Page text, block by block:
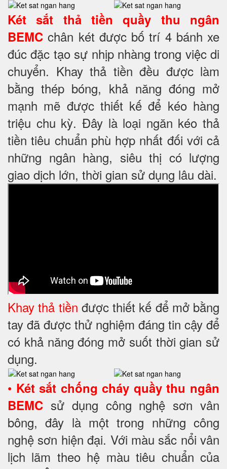
Két sắt thả tiền quầy thu ngân
BEMCchân két được bố trí 4 bánh xe
đúc đặc tạo sự nhịp nhàng trong việc di
chuyển. Khay thả tiền đều được làm
bằng thép bóng, khả năng đóng mở
mạnh mẽ được thiết kế để kéo hàng
triệu chu kỳ. Đây là loại ngăn kéo thả
tiền tiêu chuẩn phù hợp nhất đối với cả
những ngân hàng, siêu thị có lượng
giao dịch lớn, thời gian sử dụng lâu dài.
Khay thả tiền được thiết kế để mở bằng
tay đã được thử nghiệm đáng tin cậy để
có khả năng đóng mở suốt thời gian sử
dụng.
• Két sắt chống cháy quầy thu ngân
BEMC sử dụng công nghệ sơn vân
bông, đây là một trong những công
nghệ sơn hiện đại. Với màu sắc nổi vân
lịch lãm theo hệ màu tiêu chuẩn của